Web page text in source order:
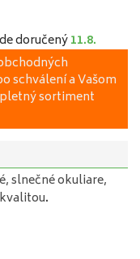
doručený11.8.
schválení a Vašom
sortiment
slnečné okuliare,
.